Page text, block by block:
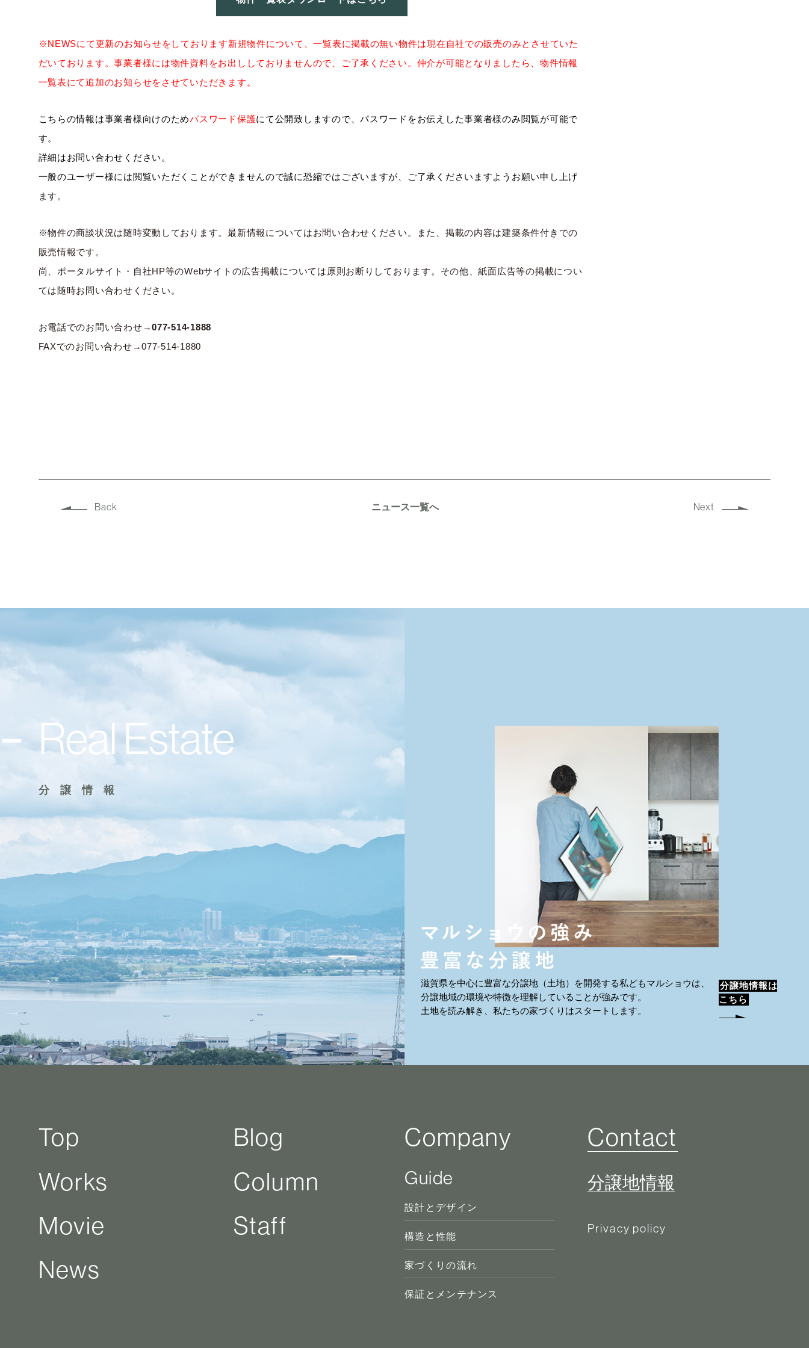
※NEWSにて更新のお知らせをしております新規物件について、一覧表に掲載の無い物件は現在自社での販売のみとさせていた
だいております。事業者様には物件資料をお出ししておりませんので、ご了承ください。仲介が可能となりましたら、物件情報
一覧表にて追加のお知らせをさせていただきます。
こちらの情報は事業者様向けのためパスワード保護にて公開致しますので、パスワードをお伝えした事業者様のみ閲覧が可能で
す。
詳細はお問い合わせください。
一般のユーザー様には閲覧いただくことができませんので誠に恐縮ではございますが、ご了承くださいますようお願い申し上げ
ます。
※物件の商談状況は随時変動しております。最新情報についてはお問い合わせください。また、掲載の内容は建築条件付きでの
販売情報です。
尚、ポータルサイト・自社HP等のWebサイトの広告掲載については原則お断りしております。その他、紙面広告等の掲載につい
ては随時お問い合わせください。
お電話でのお問い合わせ→077-514-1888
FAXでのお問い合わせ→077-514-1880
Back ニュース一覧へ Next
Real Estate
分譲情報
滋賀県を中心に豊富な分譲地（土地）を開発する私どもマルショウは、
分譲地域の環境や特徴を理解していることが強みです。
土地を読み解き、私たちの家づくりはスタートします。
分譲地情報は
こちら
Top
Works
Movie
News
Blog
Column
Staff
Company
Guide
設計とデザイン
構造と性能
家づくりの流れ
保証とメンテナンス
Contact
分譲地情報
Privacy policy